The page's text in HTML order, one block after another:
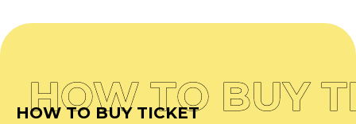
HOW TO BUY
HOW TO BUY TICKET